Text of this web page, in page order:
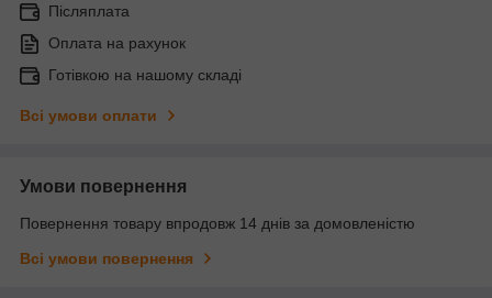
Післяплата
Оплата на рахунок
Готівкою на нашому складі
Всі умови оплати
Умови повернення
Повернення товару впродовж 14 днів за домовленістю
Всі умови повернення